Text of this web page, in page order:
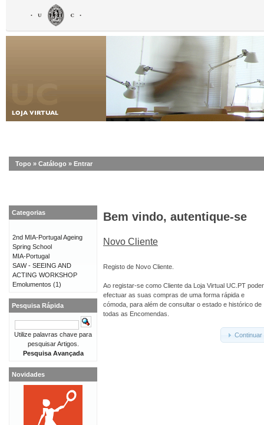
Topo » Catálogo » Entrar
Bem vindo, autentique-se
Novo Cliente
Registo de Novo Cliente.
Ao registar-se como Cliente da Loja Virtual UC.PT
efectuar as suas compras de uma forma rápida e
cómoda, para além de consultar o estado e histórico de
todas as Encomendas.
Continuar
Categorias
2nd MIA-Portugal Ageing
Spring School
MIA-Portugal
SAW - SEEING AND
ACTING WORKSHOP
Emolumentos (1)
Pesquisa Rápida
Utilize palavras chave para
pesquisar Artigos.
Pesquisa Avançada
Novidades